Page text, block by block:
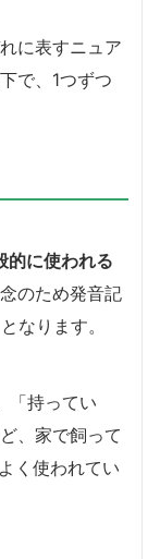
に表すニュア
で、1つずつ
的に使われる
のため発音記
なります。
「持ってい
、家で飼って
く使われてい